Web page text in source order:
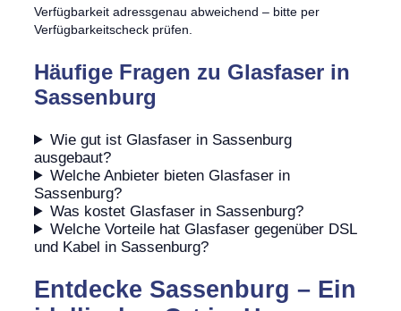
Verfügbarkeit adressgenau abweichend – bitte per
Verfügbarkeitscheck prüfen.
Häufige Fragen zu Glasfaser in
Sassenburg
Wie gut ist Glasfaser in Sassenburg
ausgebaut?
Welche Anbieter bieten Glasfaser in
Sassenburg?
Was kostet Glasfaser in Sassenburg?
Welche Vorteile hat Glasfaser gegenüber DSL
und Kabel in Sassenburg?
Entdecke Sassenburg – Ein